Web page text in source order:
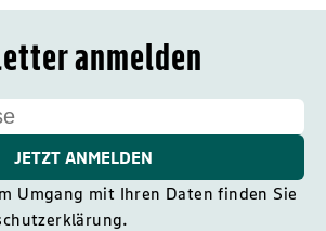
anmelden
JETZT ANMELDEN
Umgang mit Ihren Daten finden Sie
.